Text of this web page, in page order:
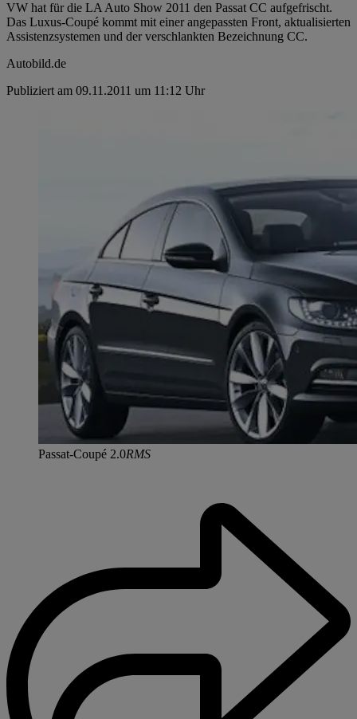
VW hat für die LA Auto Show 2011 den Passat CC aufgefrischt.
Das Luxus-Coupé kommt mit einer angepassten Front, aktualisierten
Assistenzsystemen und der verschlankten Bezeichnung CC.
Autobild.de
Publiziert am 09.11.2011 um 11:12 Uhr
Passat-Coupé 2.0RMS